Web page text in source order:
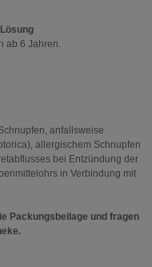
ab 6 Jahren.
anfallsweise
allergischem Schnupfen
bei Entzündung der
in Verbindung mit
Packungsbeilage und fragen